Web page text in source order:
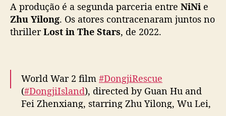
a
a
m
ã
e
r
Ni Ni, shares behind the scenes pics ahead
of August 8 release in theaters#东极岛
pic.twitter.com/Yd54iIKFYZ
A produção é a segunda parceria entre NiNi e
Zhu Yilong. Os atores contracenaram juntos no
thrillerLost in The Stars, de 2022.
World War 2 film #DongjiRescue
(#DongjiIsland), directed by Guan Hu and
Fei Zhenxiang, starring Zhu Yilong, Wu Lei,